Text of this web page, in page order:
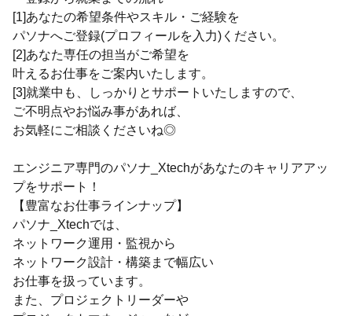
[1]あなたの希望条件やスキル・ご経験を
パソナへご登録(プロフィールを入力)ください。
[2]あなた専任の担当がご希望を
叶えるお仕事をご案内いたします。
[3]就業中も、しっかりとサポートいたしますので、
ご不明点やお悩み事があれば、
お気軽にご相談くださいね◎
エンジニア専門のパソナ_Xtechがあなたのキャリアアッ
プをサポート！
【豊富なお仕事ラインナップ】
パソナ_Xtechでは、
ネットワーク運用・監視から
ネットワーク設計・構築まで幅広い
お仕事を扱っています。
また、プロジェクトリーダーや